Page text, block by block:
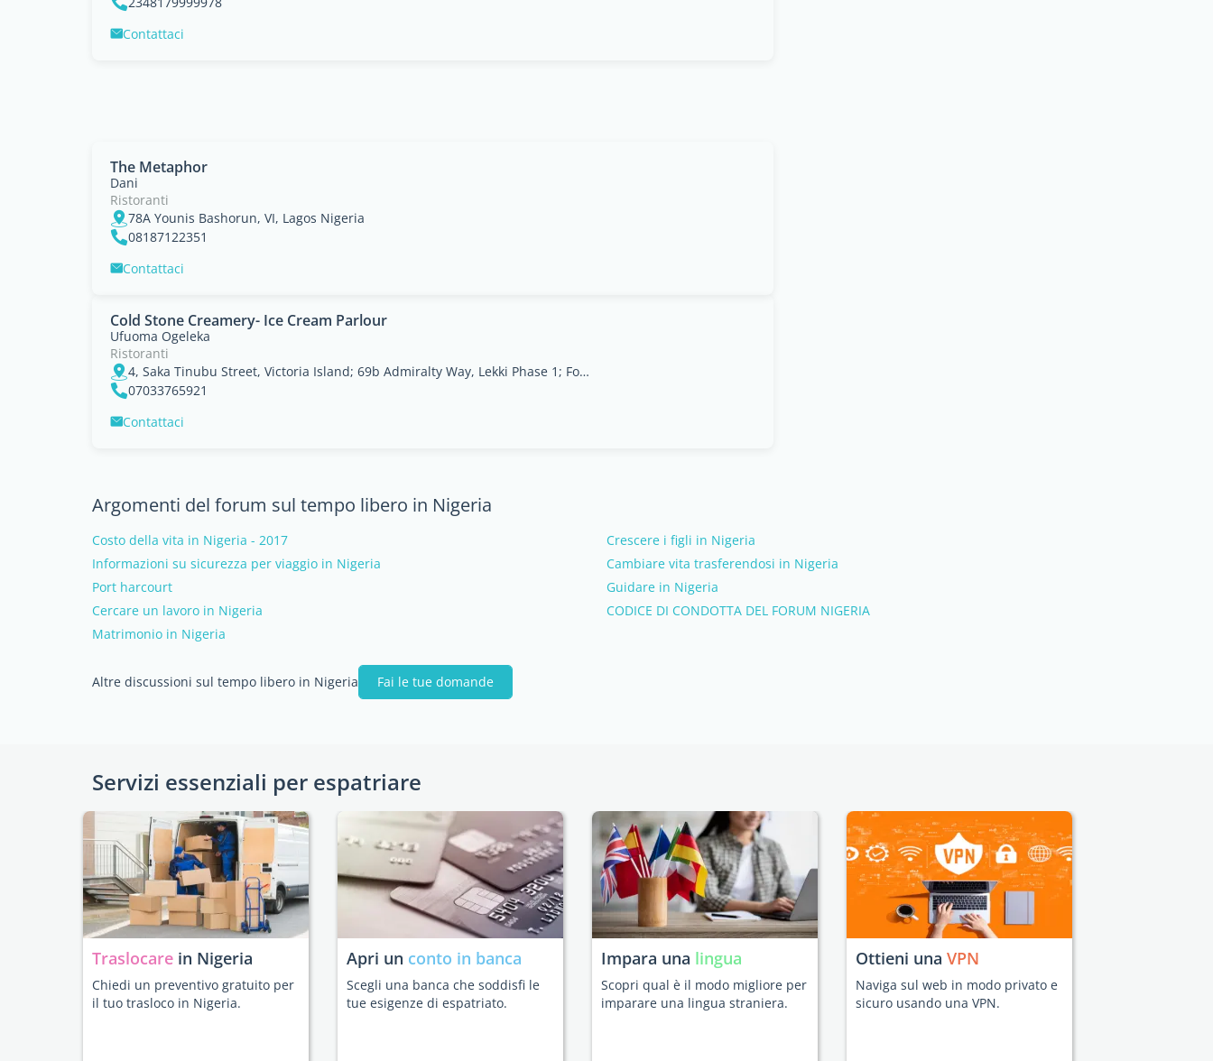
Contattaci
The Metaphor
Dani
Ristoranti
78A Younis Bashorun, VI, Lagos Nigeria
08187122351
Contattaci
Cold Stone Creamery- Ice Cream Parlour
Ufuoma Ogeleka
Ristoranti
4, Saka Tinubu Street, Victoria Island; 69b Admiralty Way, Lekki Phase 1; Food Court, Palms Mall & Food Court , Polo Park Mall, Enugu.
07033765921
Contattaci
Argomenti del forum sul tempo libero in Nigeria
Costo della vita in Nigeria - 2017
Crescere i figli in Nigeria
Informazioni su sicurezza per viaggio in Nigeria
Cambiare vita trasferendosi in Nigeria
Port harcourt
Guidare in Nigeria
Cercare un lavoro in Nigeria
CODICE DI CONDOTTA DEL FORUM NIGERIA
Matrimonio in Nigeria
Altre discussioni sul tempo libero in Nigeria Fai le tue domande
Servizi essenziali per espatriare
Traslocare in Nigeria
Chiedi un preventivo gratuito per
il tuo trasloco in Nigeria.
Apri un conto in banca
Scegli una banca che soddisfi le
tue esigenze di espatriato.
Impara una lingua
Scopri qual è il modo migliore per
imparare una lingua straniera.
Ottieni una VPN
Naviga sul web in modo privato e
sicuro usando una VPN.